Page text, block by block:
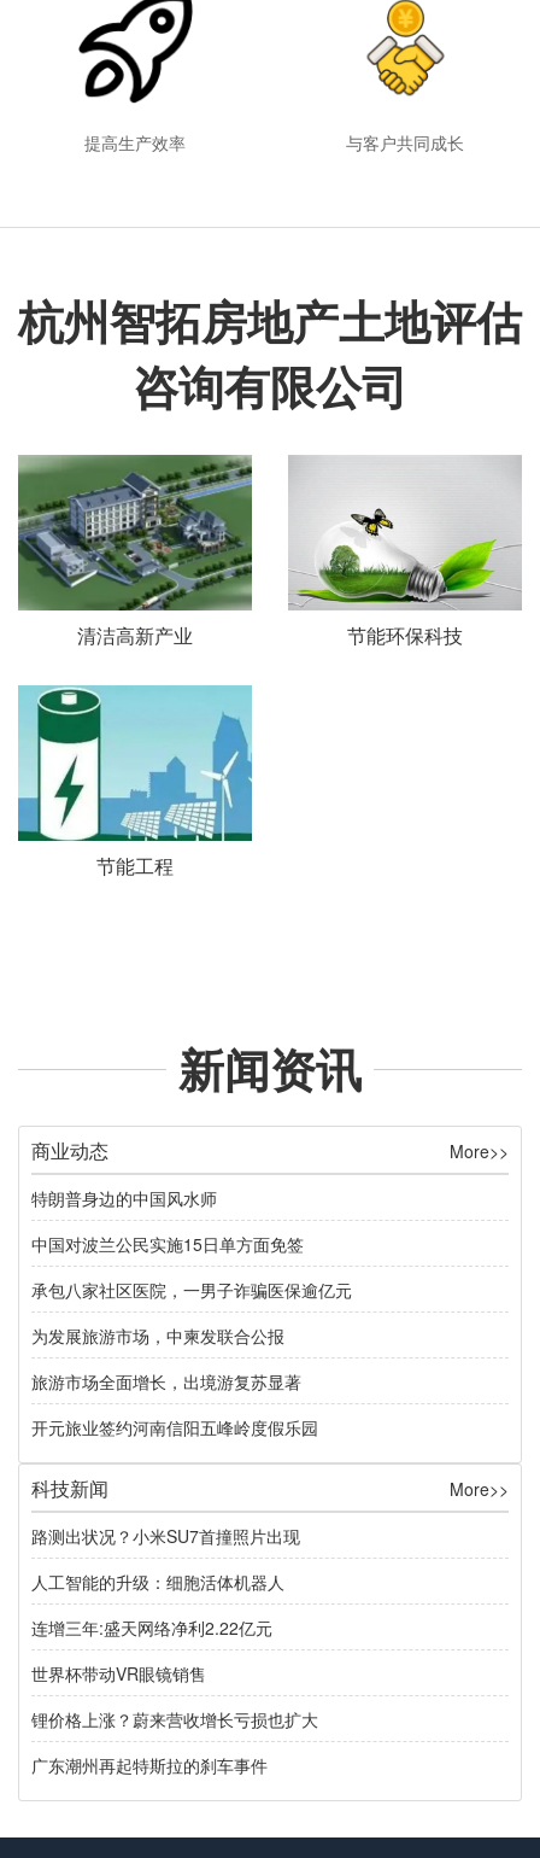
提高生产效率 与客户共同成长
杭州智拓房地产土地评估
咨询有限公司
清洁高新产业 节能环保科技
节能工程
新闻资讯
商业动态
More>>
特朗普身边的中国风水师
中国对波兰公民实施15日单方面免签
承包八家社区医院，一男子诈骗医保逾亿元
为发展旅游市场，中柬发联合公报
旅游市场全面增长，出境游复苏显著
开元旅业签约河南信阳五峰岭度假乐园
科技新闻
More>>
路测出状况？小米SU7首撞照片出现
人工智能的升级：细胞活体机器人
连增三年:盛天网络净利2.22亿元
世界杯带动VR眼镜销售
锂价格上涨？蔚来营收增长亏损也扩大
广东潮州再起特斯拉的刹车事件